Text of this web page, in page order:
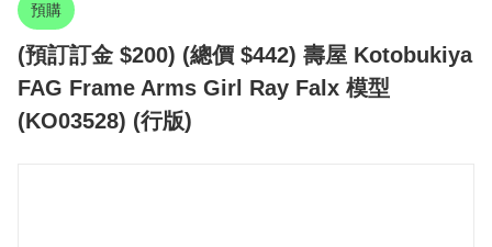
預購
(預訂訂金 $200) (總價 $442) 壽屋 Kotobukiya
FAG Frame Arms Girl Ray Falx 模型
(KO03528) (行版)